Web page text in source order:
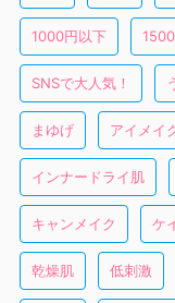
1000円以下
SNSで大人気！
まゆげ アイメイ
インナードライ肌
キャンメイク ケ
乾燥肌 低刺激